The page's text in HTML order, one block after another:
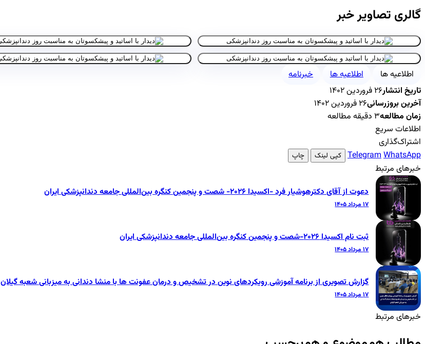
گالری تصاویر خبر
اطلاعیه ها اطلاعیه ها
خبرنامه
تاریخ انتشار۲۶ فروردین ۱۴۰۲
آخرین بروزرسانی۲۶ فروردین ۱۴۰۲
زمان مطالعه۳ دقیقه مطالعه
اطلاعات سریع
اشتراک‌گذاری
TelegramWhatsApp کپی لینک چاپ
خبرهای مرتبط
دعوت از آقای دکترهوشیار فرد -اکسیدا ۲۰۲۶- شصت و پنجمین کنگره بین‌المللی جامعه دندانپزشکی ایران
۱۷ مرداد ۱۴۰۵
ثبت نام اکسیدا ۲۰۲۶-شصت و پنجمین کنگره بین‌المللی جامعه دندانپزشکی ایران
۱۷ مرداد ۱۴۰۵
گزارش تصویری از برنامه آموزشی رویکردهای نوین در تشخیص و درمان عفونت ها با منشا دندانی به میزبانی شعبه گیلان
۱۷ مرداد ۱۴۰۵
خبرهای مرتبط